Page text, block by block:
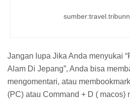
Jangan lupa Jika Anda menyukai
Alam Di Jepang”, Anda bisa
mengomentari, atau
(PC) atau Command + D ( macos)